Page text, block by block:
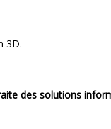
3D.
des solutions